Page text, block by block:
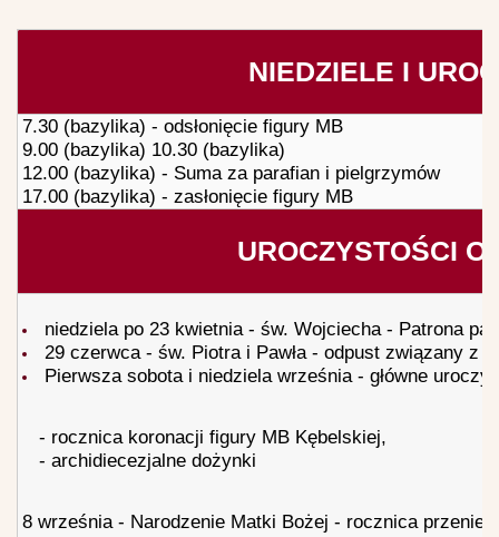
NIEDZIELE I
7.30 (bazylika) - odsłonięcie figury MB
9.00 (bazylika) 10.30 (bazylika)
12.00 (bazylika) - Suma za parafian i pielgrzymów
17.00 (bazylika) - zasłonięcie figury MB
UROCZYSTOŚCI
niedziela po 23 kwietnia - św. Wojciecha - Patrona
29 czerwca - św. Piotra i Pawła - odpust związany z
Pierwsza sobota i niedziela września - główne
- rocznica koronacji figury MB Kębelskiej,
- archidiecezjalne dożynki
8 września - Narodzenie Matki Bożej - rocznica